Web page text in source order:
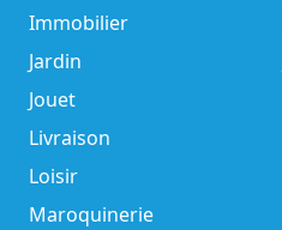
Immobilier
Jardin
Jouet
Livraison
Loisir
Maroquinerie